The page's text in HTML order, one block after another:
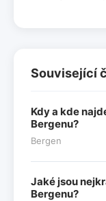
Související
Kdy a kde
Bergenu?
Bergen
Jaké jsou
Bergenu?